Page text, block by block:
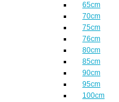
65cm
70cm
75cm
76cm
80cm
85cm
90cm
95cm
100cm